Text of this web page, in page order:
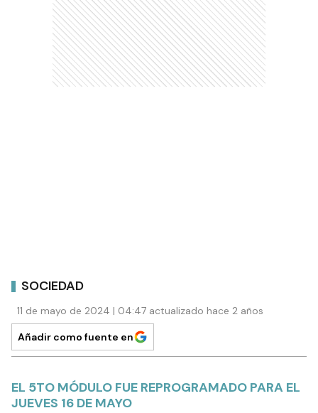
SOCIEDAD
11 de mayo de 2024 | 04:47 actualizado hace 2 años
Añadir como fuente en
EL 5TO MÓDULO FUE REPROGRAMADO PARA EL
JUEVES 16 DE MAYO